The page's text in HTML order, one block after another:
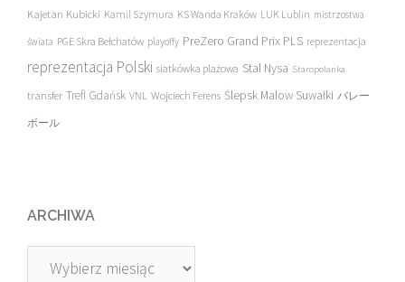
Kajetan Kubicki Kamil Szymura KS Wanda Kraków LUK Lublin mistrzostwa
świata PGE Skra Bełchatów playoffy PreZero Grand Prix PLS reprezentacja
reprezentacja Polski siatkówka plażowa Stal Nysa Staropolanka
transfer Trefl Gdańsk VNL Wojciech Ferens Ślepsk Malow Suwałki バレー
ボール
ARCHIWA
Archiwa